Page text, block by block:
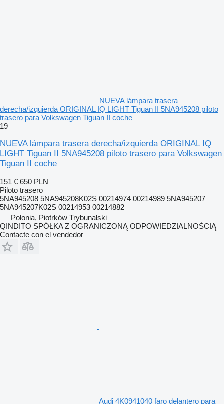
NUEVA lámpara trasera
derecha/izquierda ORIGINAL IQ LIGHT Tiguan II 5NA945208 piloto
trasero para Volkswagen Tiguan II coche
19
NUEVA lámpara trasera derecha/izquierda ORIGINAL IQ
LIGHT Tiguan II 5NA945208 piloto trasero para Volkswagen
Tiguan II coche
151 € 650 PLN
Piloto trasero
5NA945208 5NA945208K02S 00214974 00214989 5NA945207
5NA945207K02S 00214953 00214882
Polonia, Piotrków Trybunalski
QINDITO SPÓŁKA Z OGRANICZONĄ ODPOWIEDZIALNOŚCIĄ
Contacte con el vendedor
Audi 4K0941040 faro delantero para